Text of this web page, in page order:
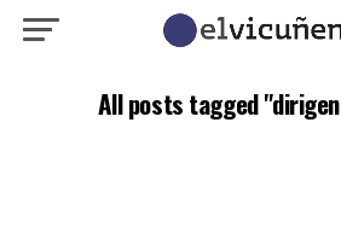
All posts tagged